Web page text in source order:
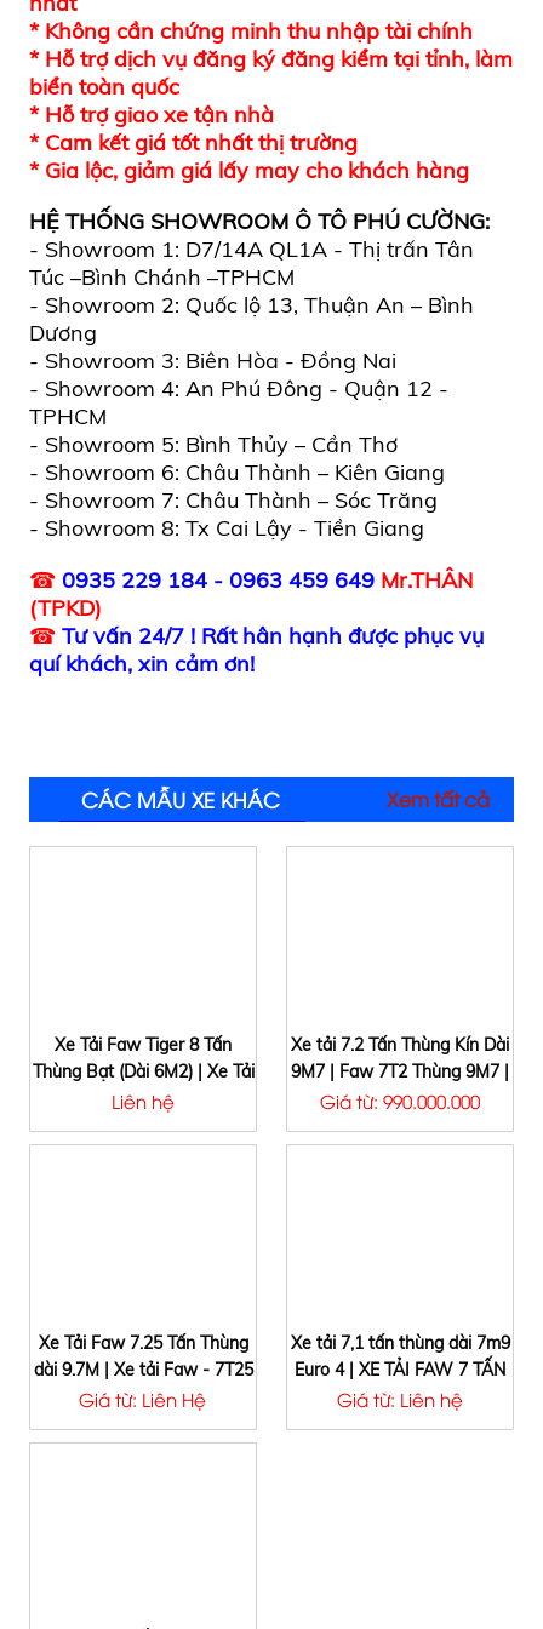
* Không cần chứng minh thu nhập tài chính
* Hỗ trợ dịch vụ đăng ký đăng kiểm tại tỉnh, làm
biển toàn quốc
* Hỗ trợ giao xe tận nhà
* Cam kết giá tốt nhất thị trường
* Gia lộc, giảm giá lấy may cho khách hàng
HỆ THỐNG SHOWROOM Ô TÔ PHÚ CƯỜNG:
- Showroom 1: D7/14A QL1A - Thị trấn Tân
Túc –Bình Chánh –TPHCM
- Showroom 2: Quốc lộ 13, Thuận An – Bình
Dương
- Showroom 3: Biên Hòa - Đồng Nai
- Showroom 4: An Phú Đông - Quận 12 -
TPHCM
- Showroom 5: Bình Thủy – Cần Thơ
- Showroom 6: Châu Thành – Kiên Giang
- Showroom 7: Châu Thành – Sóc Trăng
- Showroom 8: Tx Cai Lậy - Tiền Giang
☎ 0935 229 184 - 0963 459 649 Mr.THÂN
(TPKD)
☎ Tư vấn 24/7 ! Rất hân hạnh được phục vụ
quí khách, xin cảm ơn!
CÁC MẪU XE KHÁC Xem tất cả
Xe Tải Faw Tiger 8 Tấn
Thùng Bạt (Dài 6M2) | Xe Tải
Faw 8 Tấn Thùng 6m2
Liên hệ
Xe tải 7.2 Tấn Thùng Kín Dài
9M7 | Faw 7T2 Thùng 9M7 |
Xe tải Faw 7.25 Tấn Thùng
Giá từ: 990.000.000
Xe Tải Faw 7.25 Tấn Thùng
dài 9.7M | Xe tải Faw - 7T25
- 7,25 tấn - Thùng Mui Bạt
Giá từ: Liên Hệ
Xe tải 7,1 tấn thùng dài 7m9
Euro 4 | XE TẢI FAW 7 TẤN
THÙNG 8 MÉT | FAW
Giá từ: Liên hệ